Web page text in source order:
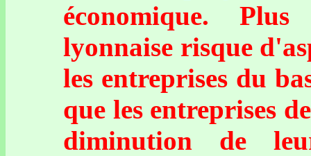
économique. Plus
lyonnaise risque
les entreprises du
que les entreprises
diminution de